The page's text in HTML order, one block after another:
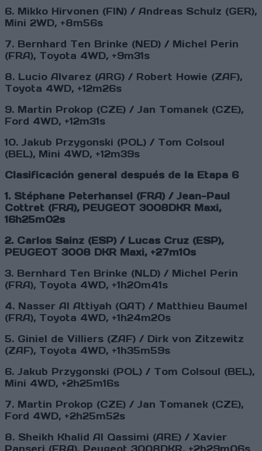
6. Mikko Hirvonen (FIN) / Andreas Schulz (GER),
Mini 2WD, +8m56s
7. Bernhard Ten Brinke (NED) / Michel Perin
(FRA), Toyota 4WD, +9m31s
8. Lucio Alvarez (ARG) / Robert Howie (ZAF),
Toyota 4WD, +12m26s
9. Martin Prokop (CZE) / Jan Tomanek (CZE),
Ford 4WD, +12m31s
10. Jakub Przygonski (POL) / Tom Colsoul
(BEL), Mini 4WD, +12m39s
Clasificación general después de la Etapa 6
1. Stéphane Peterhansel (FRA) / Jean-Paul
Cottret (FRA), PEUGEOT 3008DKR Maxi,
16h25m02s
2. Carlos Sainz (ESP) / Lucas Cruz (ESP),
PEUGEOT 3008 DKR Maxi, +27m10s
3. Bernhard Ten Brinke (NLD) / Michel Perin
(FRA), Toyota 4WD, +1h20m41s
4. Nasser Al Attiyah (QAT) / Matthieu Baumel
(FRA), Toyota 4WD, +1h24m20s
5. Giniel de Villiers (ZAF) / Dirk von Zitzewitz
(ZAF), Toyota 4WD, +1h35m59s
6. Jakub Przygonski (POL) / Tom Colsoul (BEL),
Mini 4WD, +2h25m16s
7. Martin Prokop (CZE) / Jan Tomanek (CZE),
Ford 4WD, +2h25m52s
8. Sheikh Khalid Al Qassimi (ARE) / Xavier